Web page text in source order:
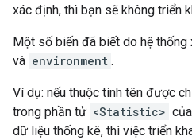
xác định, thì bạn sẽ không triển
Một số biến đã biết do hệ thống
và environment .
Ví dụ: nếu thuộc tính tên được
trong phần tử <Statistic>
dữ liệu thống kê, thì việc triển